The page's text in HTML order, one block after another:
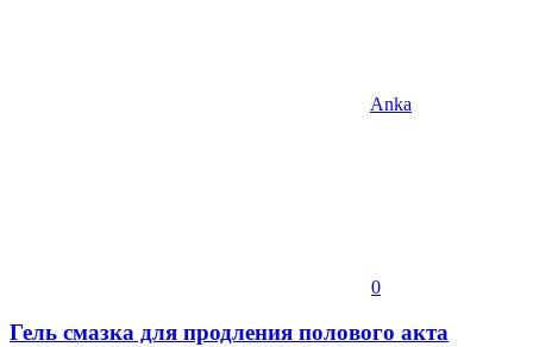
Anka
0
Гель смазка для продления полового акта